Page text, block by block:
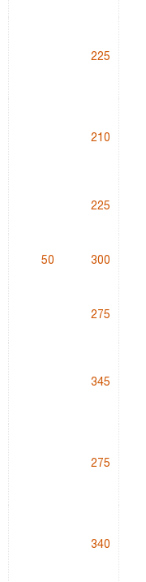
225
210
225
50 300
275
345
275
340